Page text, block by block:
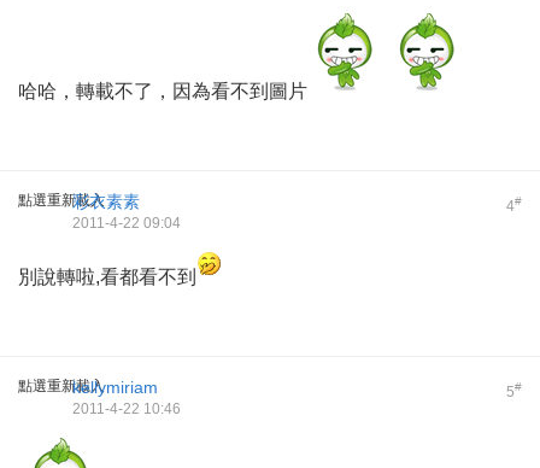
哈哈，轉載不了，因為看不到圖片
點選重新載入 4#
彩衣素素
2011-4-22 09:04
別說轉啦,看都看不到
點選重新載入 5#
kellymiriam
2011-4-22 10:46